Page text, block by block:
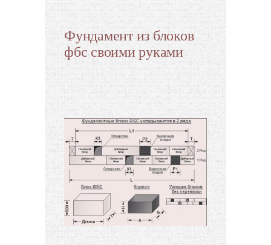
Фундамент из блоков
фбс своими руками